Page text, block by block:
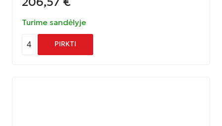
Turime sandėlyje
4 PIRKTI